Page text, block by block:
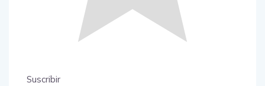
Suscribir